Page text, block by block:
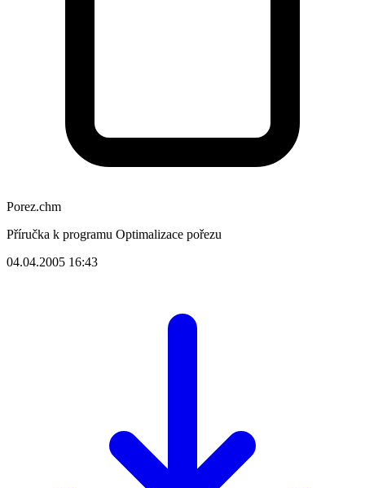
Porez.chm
Příručka k programu Optimalizace pořezu
04.04.2005 16:43